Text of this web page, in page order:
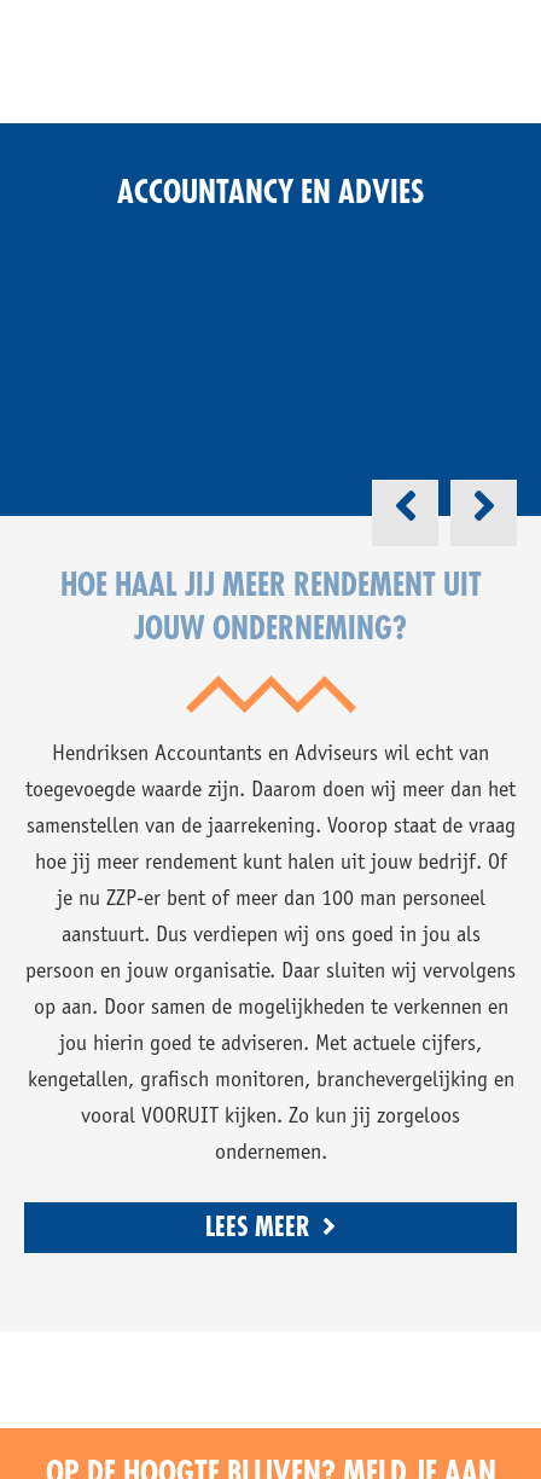
ACCOUNTANCY EN ADVIES
HOE HAAL JIJ MEER RENDEMENT UIT
JOUW ONDERNEMING?
Hendriksen Accountants en Adviseurs wil echt van
toegevoegde waarde zijn. Daarom doen wij meer dan het
samenstellen van de jaarrekening. Voorop staat de vraag
hoe jij meer rendement kunt halen uit jouw bedrijf. Of
je nu ZZP-er bent of meer dan 100 man personeel
aanstuurt. Dus verdiepen wij ons goed in jou als
persoon en jouw organisatie. Daar sluiten wij vervolgens
op aan. Door samen de mogelijkheden te verkennen en
jou hierin goed te adviseren. Met actuele cijfers,
kengetallen, grafisch monitoren, branchevergelijking en
vooral VOORUIT kijken. Zo kun jij zorgeloos
ondernemen.
LEES MEER